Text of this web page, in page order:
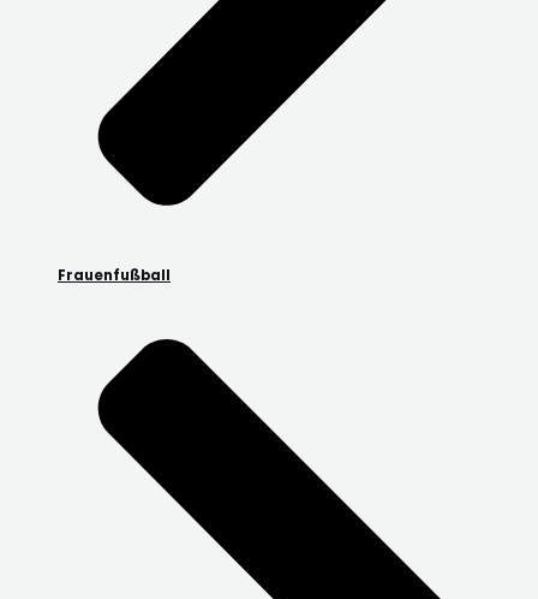
Frauenfußball